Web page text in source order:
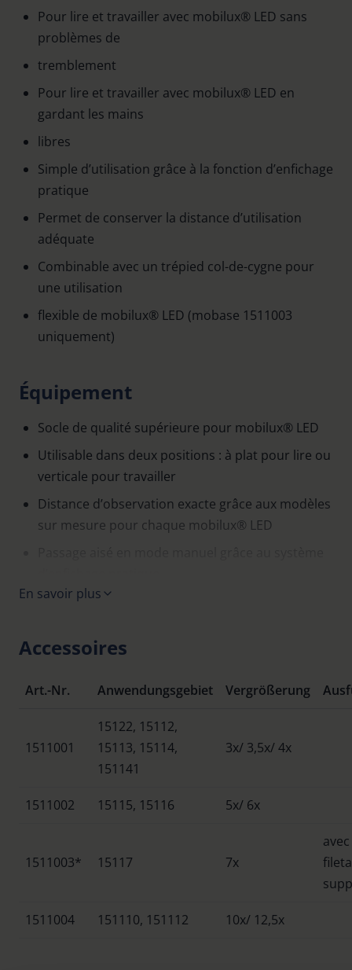
Pour lire et travailler avec mobilux® LED sans
problèmes de
tremblement
Pour lire et travailler avec mobilux® LED en
gardant les mains
libres
Simple d’utilisation grâce à la fonction d’enfichage
pratique
Permet de conserver la distance d’utilisation
adéquate
Combinable avec un trépied col-de-cygne pour
une utilisation
flexible de mobilux® LED (mobase 1511003
uniquement)
Équipement
Socle de qualité supérieure pour mobilux® LED
Utilisable dans deux positions : à plat pour lire ou
verticale pour travailler
Distance d’observation exacte grâce aux modèles
sur mesure pour chaque mobilux® LED
En savoir plus
Accessoires
Art.-Nr. Anwendungsgebiet Vergrößerung
1511001
15122, 15112,
15113, 15114,
151141
3x/ 3,5x/ 4x
1511002 15115, 15116 5x/ 6x
1511003* 15117 7x
avec
1511004 151110, 151112 10x/ 12,5x